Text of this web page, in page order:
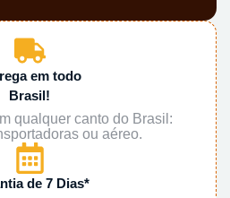
em todo
Brasil!
qualquer canto do Brasil:
ou aéreo.
de 7 Dias*